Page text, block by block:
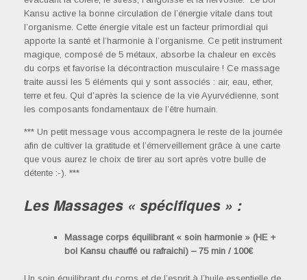
Kansu active la bonne circulation de l’énergie vitale dans tout
l’organisme. Cette énergie vitale est un facteur primordial qui
apporte la santé et l’harmonie à l’organisme. Ce petit instrument
magique, composé de 5 métaux, absorbe la chaleur en excès
du corps et favorise la décontraction musculaire ! Ce massage
traite aussi les 5 éléments qui y sont associés : air, eau, ether,
terre et feu. Qui d’après la science de la vie Ayurvédienne, sont
les composants fondamentaux de l’être humain.
*** Un petit message vous accompagnera le reste de la journée
afin de cultiver la gratitude et l’émerveillement grâce à une carte
que vous aurez le choix de tirer au sort après votre bulle de
détente :-). ***
Les Massages « spécifiques » :
Massage corps équilibrant « soin harmonie » (HE +
bol Kansu chauffé ou rafraichi) – 75 min / 100€